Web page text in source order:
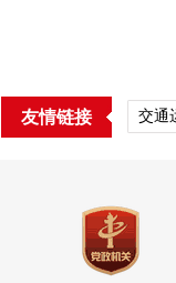
友情链接